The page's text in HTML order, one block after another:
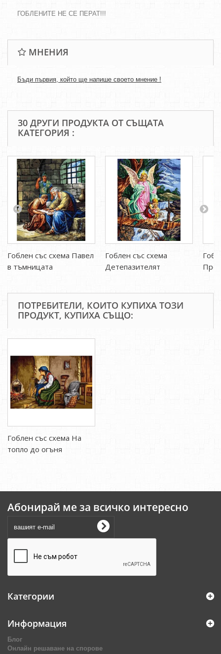
ГОБЛЕНИТЕ НЕ СЕ ПЕРАТ!!!
МНЕНИЯ
Бъди първия, който ще напише своето мнение !
30 ДРУГИ ПРОДУКТА ОТ СЪЩАТА
КАТЕГОРИЯ :
Гоблен със схема Павел
в тъмницата
Гоблен със схема
Детепазителят
ПОТРЕБИТЕЛИ, КОИТО КУПИХА ТОЗИ
ПРОДУКТ, КУПИХА СЪЩО:
Гоблен със схема На
топло до огъня
Абонирай ме за всичко интересно
Категории
Информация
Блог
Онлайн решаване на спорове